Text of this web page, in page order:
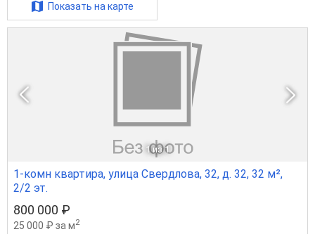
Показать на карте
1 из 1
1-комн квартира, улица Свердлова, 32, д. 32, 32 м²,
2/2 эт.
800 000 ₽
25 000 ₽ за м2